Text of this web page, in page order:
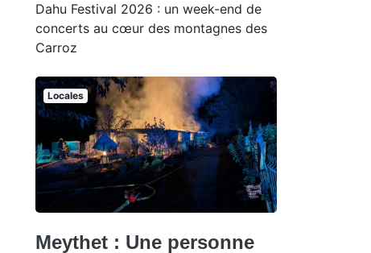
Dahu Festival 2026 : un week-end de
concerts au cœur des montagnes des
Carroz
Locales
Meythet : Une personne